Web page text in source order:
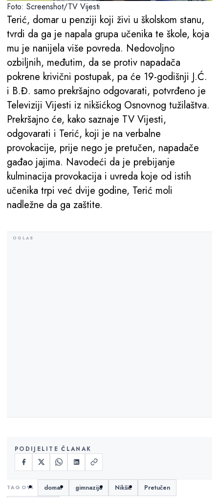
Foto: Screenshot/TV Vijesti
Terić, domar u penziji koji živi u školskom stanu,
tvrdi da ga je napala grupa učenika te škole, koja
mu je nanijela više povreda. Nedovoljno
ozbiljnih, međutim, da se protiv napadača
pokrene krivični postupak, pa će 19-godišnji J.Ć.
i B.Đ. samo prekršajno odgovarati, potvrđeno je
Televiziji Vijesti iz nikšićkog Osnovnog tužilaštva.
Prekršajno će, kako saznaje TV Vijesti,
odgovarati i Terić, koji je na verbalne
provokacije, prije nego je pretučen, napadače
gađao jajima. Navodeći da je prebijanje
kulminacija provokacija i uvreda koje od istih
učenika trpi već dvije godine, Terić moli
nadležne da ga zaštite.
PODIJELITE ČLANAK
domar gimnazija Nikšić
Pretučen